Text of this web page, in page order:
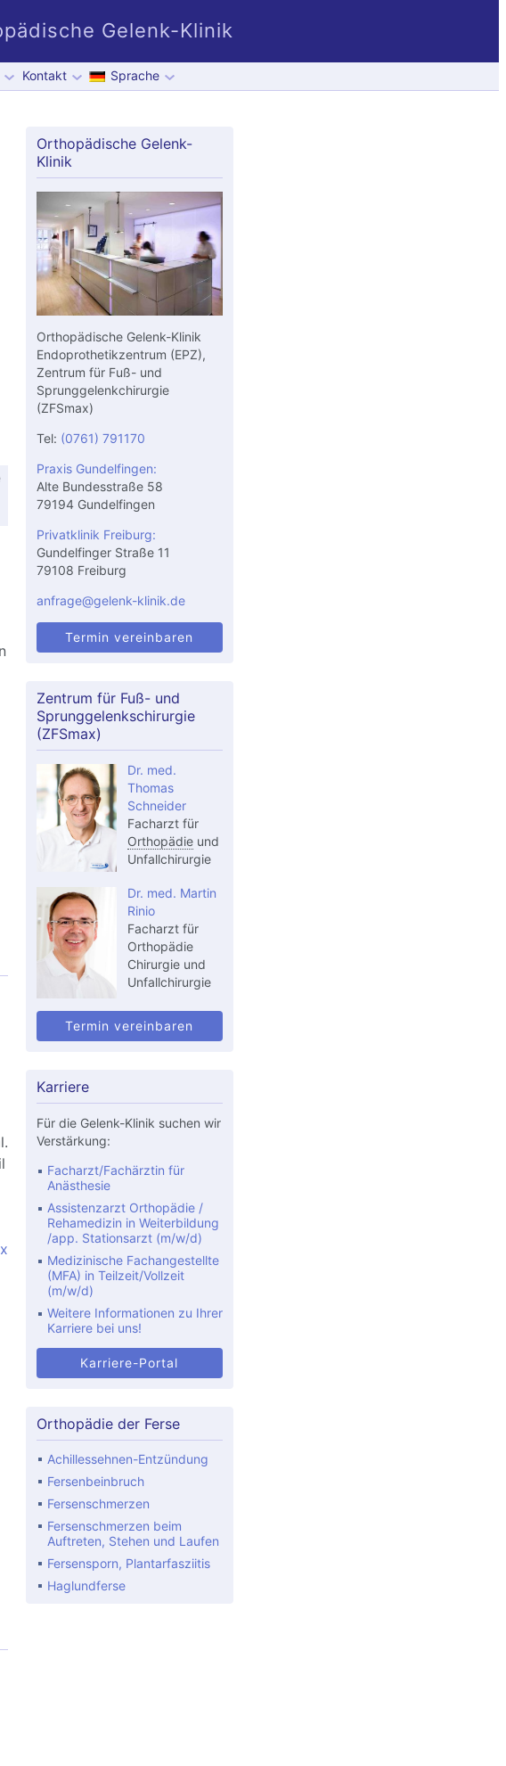
Gelenk-Klinik
Kontakt Sprache
Orthopädische Gelenk-
Klinik
Orthopädische Gelenk-Klinik
Endoprothetikzentrum (EPZ),
Zentrum für Fuß- und
Sprunggelenkchirurgie
(ZFSmax)
Tel: (0761) 791170
Praxis Gundelfingen:
Alte Bundesstraße 58
79194 Gundelfingen
Privatklinik Freiburg:
Gundelfinger Straße 11
79108 Freiburg
anfrage@gelenk-klinik.de
Termin vereinbaren
Zentrum für Fuß- und
Sprunggelenkschirurgie
(ZFSmax)
Dr. med.
Thomas
Schneider
Facharzt für
Orthopädieund
Unfallchirurgie
Dr. med. Martin
Rinio
Facharzt für
Orthopädie
Chirurgie und
Unfallchirurgie
Termin vereinbaren
Karriere
Für die Gelenk-Klinik suchen wir
Verstärkung:
Facharzt/Fachärztin für
Anästhesie
Assistenzarzt Orthopädie /
Rehamedizin in Weiterbildung
/app. Stationsarzt (m/w/d)
Medizinische Fachangestellte
(MFA) in Teilzeit/Vollzeit
(m/w/d)
Weitere Informationen zu Ihrer
Karriere bei uns!
Karriere-Portal
Orthopädie der Ferse
Achillessehnen-Entzündung
Fersenbeinbruch
Fersenschmerzen
Fersenschmerzen beim
Auftreten, Stehen und Laufen
Fersensporn, Plantarfasziitis
Haglundferse